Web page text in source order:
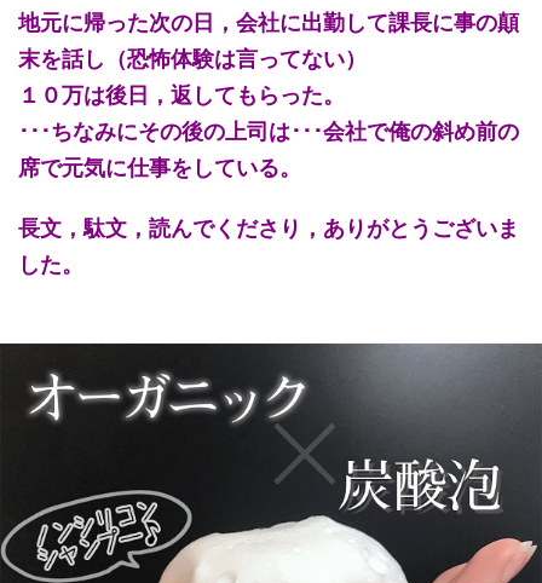
地元に帰った次の日，会社に出勤して課長に事の顛
末を話し（恐怖体験は言ってない）
１０万は後日，返してもらった。
･･･ちなみにその後の上司は･･･会社で俺の斜め前の
席で元気に仕事をしている。
長文，駄文，読んでくださり，ありがとうございま
した。